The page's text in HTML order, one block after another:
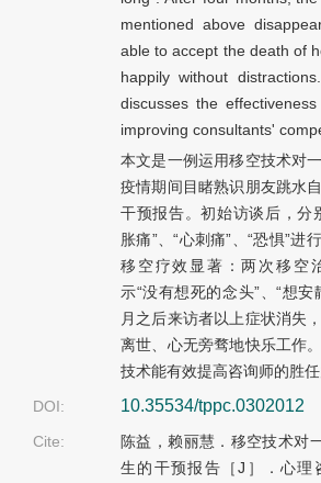
mentioned above
able to accept the death of
happily without
discusses the
improving consultants'
本文是一例运用移空技术对
疫情期间目睹熟识朋友跳水
干预报告。初始访谈后，分
胀痛”、“心刺痛”、“恐惧”进
移空疗效显著：两次移空
示“没有想死的念头”、“想安
月之后来访者以上症状消失
离世、心无旁骛地快乐工作
技术能有效提高咨询师的胜任
DOI:
10.35534/tppc.0302012
Cite:
陈益，赖丽慧．移空技术对
生的干预报告［J］．心理